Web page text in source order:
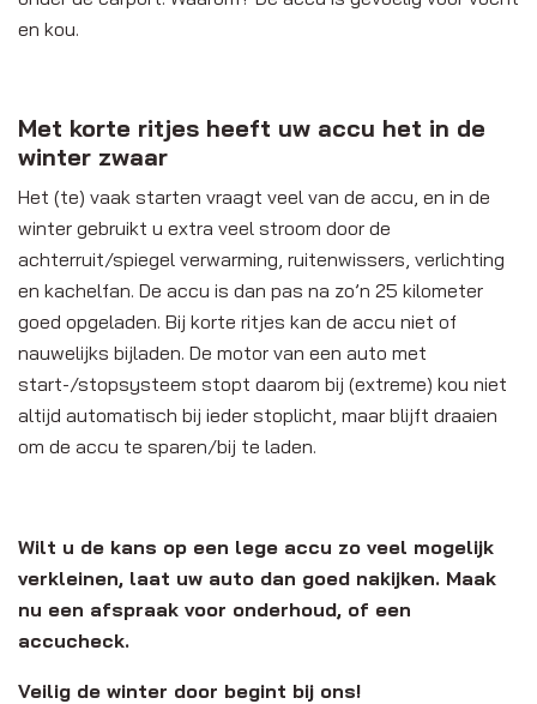
en kou.
Met korte ritjes heeft uw accu het in de
winter zwaar
Het (te) vaak starten vraagt veel van de accu, en in de
winter gebruikt u extra veel stroom door de
achterruit/spiegel verwarming, ruitenwissers, verlichting
en kachelfan. De accu is dan pas na zo’n 25 kilometer
goed opgeladen. Bij korte ritjes kan de accu niet of
nauwelijks bijladen. De motor van een auto met
start-/stopsysteem stopt daarom bij (extreme) kou niet
altijd automatisch bij ieder stoplicht, maar blijft draaien
om de accu te sparen/bij te laden.
Wilt u de kans op een lege accu zo veel mogelijk
verkleinen, laat uw auto dan goed nakijken. Maak
nu een afspraak voor onderhoud, of een
accucheck.
Veilig de winter door begint bij ons!